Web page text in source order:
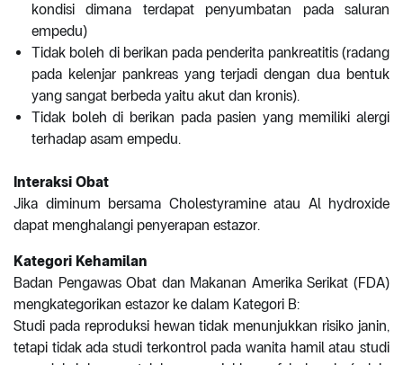
kondisi dimana terdapat penyumbatan pada saluran
empedu)
Tidak boleh di berikan pada penderita pankreatitis (radang
pada kelenjar pankreas yang terjadi dengan dua bentuk
yang sangat berbeda yaitu akut dan kronis).
Tidak boleh di berikan pada pasien yang memiliki alergi
terhadap asam empedu.
Interaksi Obat
Jika diminum bersama Cholestyramine atau Al hydroxide
dapat menghalangi penyerapan estazor.
Kategori Kehamilan
Badan Pengawas Obat dan Makanan Amerika Serikat (FDA)
mengkategorikan estazor ke dalam Kategori B:
Studi pada reproduksi hewan tidak menunjukkan risiko janin,
tetapi tidak ada studi terkontrol pada wanita hamil atau studi